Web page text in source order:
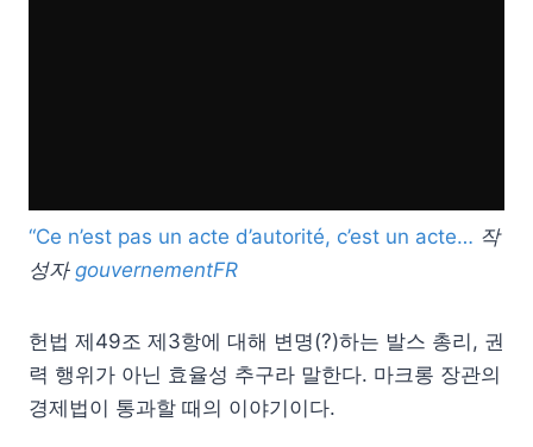
“Ce n’est pas un acte d’autorité, c’est un acte… 작
성자 gouvernementFR
헌법 제49조 제3항에 대해 변명(?)하는 발스 총리, 권
력 행위가 아닌 효율성 추구라 말한다. 마크롱 장관의
경제법이 통과할 때의 이야기이다.